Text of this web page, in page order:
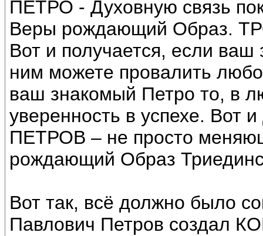
ПЕТРО - Духовную связь
Веры рождающий Образ.
Вот и получается, если
ним можете провалить
ваш знакомый Петро то, в
уверенность в успехе. Вот
ПЕТРОВ – не просто
рождающий Образ
Вот так, всё должно было
Павлович Петров создал